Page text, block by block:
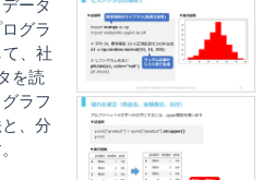
グラ
、社
を読
ラフ
、分